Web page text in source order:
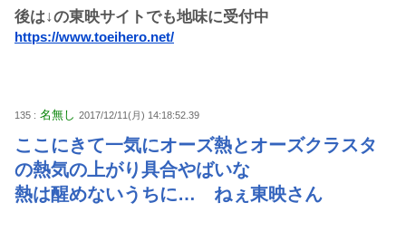
後は↓の東映サイトでも地味に受付中
https://www.toeihero.net/
135 : 名無し 2017/12/11(月) 14:18:52.39
ここにきて一気にオーズ熱とオーズクラスタ
の熱気の上がり具合やばいな
熱は醒めないうちに… ねぇ東映さん